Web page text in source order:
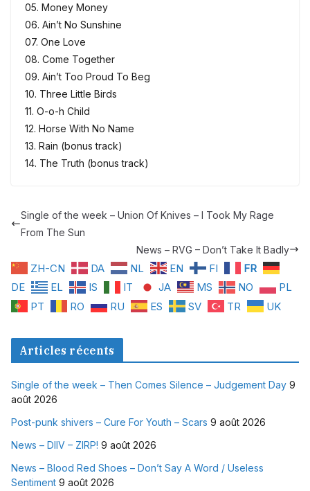
05. Money Money
06. Ain’t No Sunshine
07. One Love
08. Come Together
09. Ain’t Too Proud To Beg
10. Three Little Birds
11. O-o-h Child
12. Horse With No Name
13. Rain (bonus track)
14. The Truth (bonus track)
Single of the week – Union Of Knives – I Took My Rage
From The Sun
News – RVG – Don’t Take It Badly
ZH-CN DA NL EN FI
FR
DE
EL IS IT JA MS NO
PL
PT
RO RU ES SV TR UK
Articles récents
Single of the week – Then Comes Silence – Judgement Day 9
août 2026
Post-punk shivers – Cure For Youth – Scars 9 août 2026
News – DIIV – ZIRP! 9 août 2026
News – Blood Red Shoes – Don’t Say A Word / Useless
Sentiment 9 août 2026